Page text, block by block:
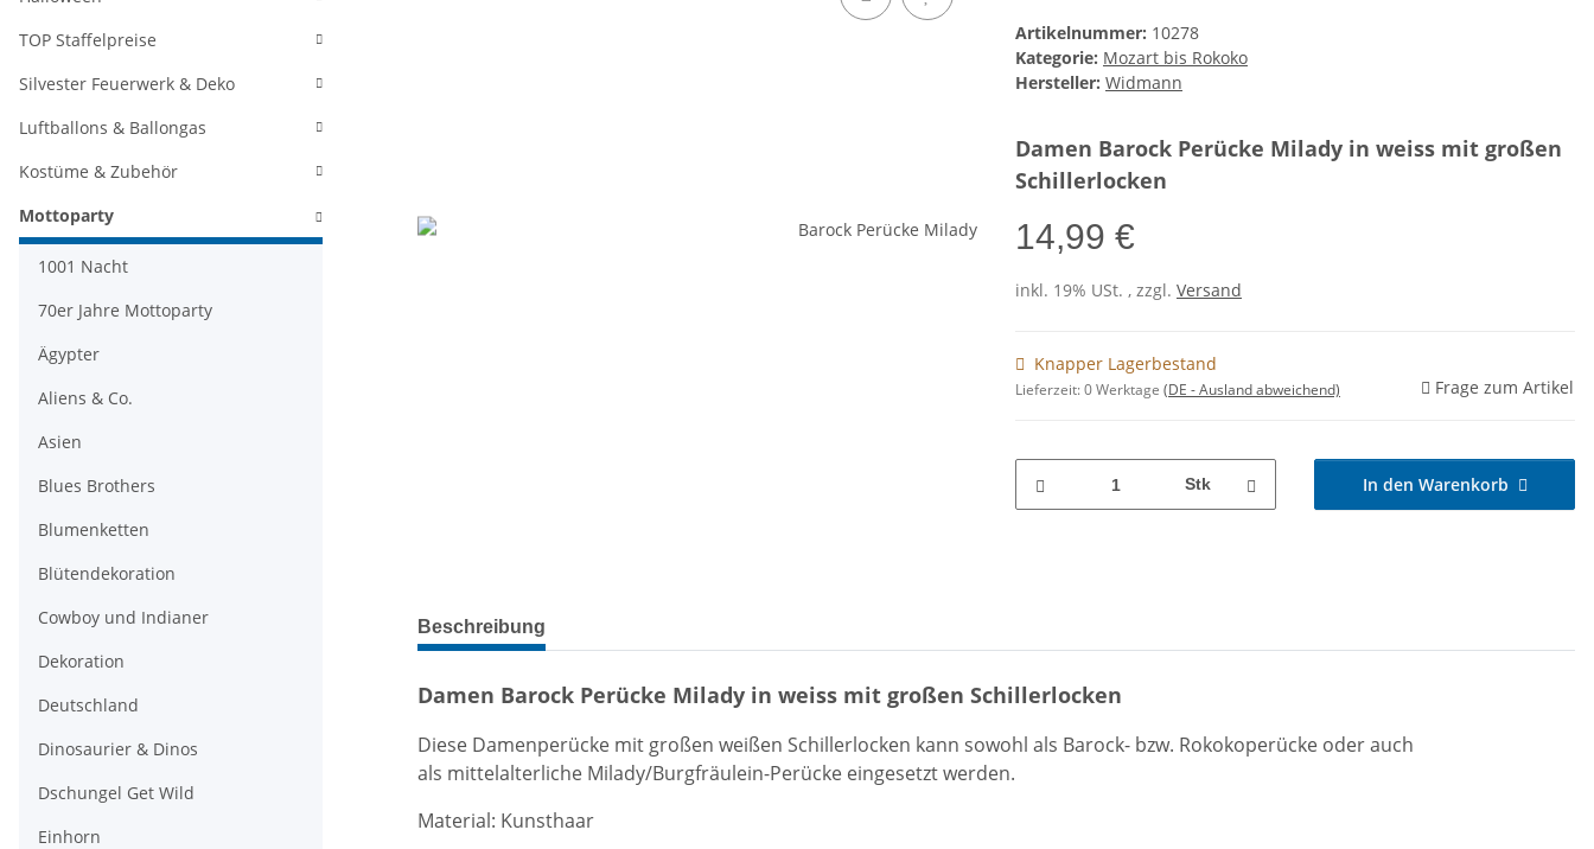
Artikelnummer: 10278
Kategorie: Mozart bis Rokoko
Hersteller: Widmann
Damen Barock Perücke Milady in weiss mit großen
Schillerlocken
14,99 €
inkl. 19% USt. , zzgl. Versand
Knapper Lagerbestand
Lieferzeit:0 Werktage (DE - Ausland abweichend) Frage zum Artikel
Stk In den Warenkorb
weitere Registerkarten anzeigen
Beschreibung
Damen Barock Perücke Milady in weiss mit großen Schillerlocken
Diese Damenperücke mit großen weißen Schillerlocken kann sowohl als Barock- bzw. Rokokoperücke oder auch
als mittelalterliche Milady/Burgfräulein-Perücke eingesetzt werden.
Material: Kunsthaar
TOP Staffelpreise
Silvester Feuerwerk & Deko
Luftballons & Ballongas
Kostüme & Zubehör
Mottoparty
1001 Nacht
70er Jahre Mottoparty
Ägypter
Aliens & Co.
Asien
Blues Brothers
Blumenketten
Blütendekoration
Cowboy und Indianer
Dekoration
Deutschland
Dinosaurier & Dinos
Dschungel Get Wild
Einhorn